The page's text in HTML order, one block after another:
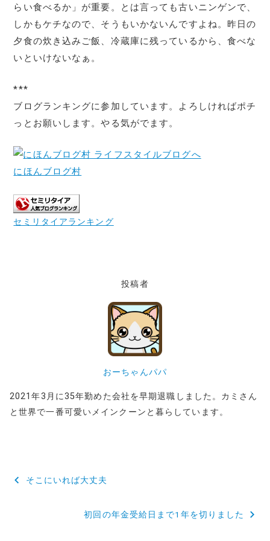
らい食べるか」が重要。とは言っても古いニンゲンで、
しかもケチなので、そうもいかないんですよね。昨日の
夕食の炊き込みご飯、冷蔵庫に残っているから、食べな
いといけないなぁ。
***
ブログランキングに参加しています。よろしければポチ
っとお願いします。やる気がでます。
にほんブログ村
セミリタイアランキング
投稿者
おーちゃんパパ
2021年3月に35年勤めた会社を早期退職しました。カミさん
と世界で一番可愛いメインクーンと暮らしています。
投
そこにいれば大丈夫
初回の年金受給日まで1年を切りました